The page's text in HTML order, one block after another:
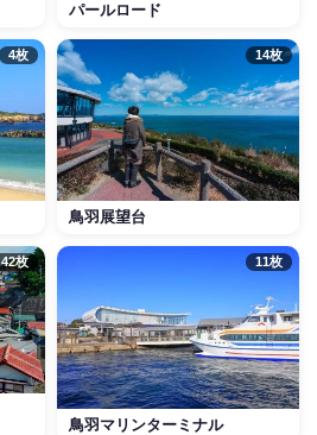
パールロード
4枚 14枚
鳥羽展望台
42枚 11枚
鳥羽マリンターミナル